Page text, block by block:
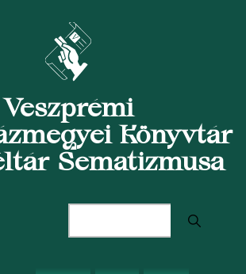
Veszprémi
Könyvtár
Sematizmusa